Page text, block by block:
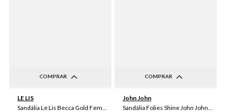
COMPRAR
39
40
LE LIS
Sandália Le Lis Becca Gold Feminina
COMPRAR
39
40
John John
Sandália Folies Shine John John Feminino